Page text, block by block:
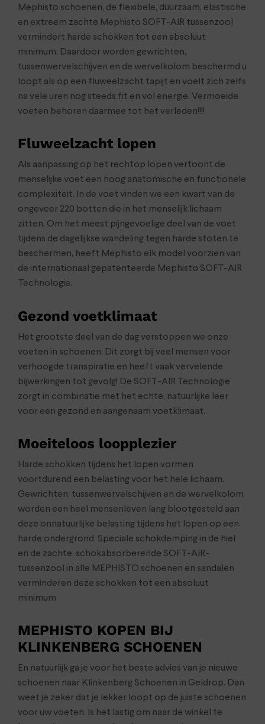
Mephisto schoenen, de flexibele, duurzaam, elastische
en extreem zachte Mephisto SOFT-AIR tussenzool
vermindert harde schokken tot een absoluut
minimum. Daardoor worden gewrichten,
tussenwervelschijven en de wervelkolom beschermd u
loopt als op een fluweelzacht tapijt en voelt zich zelfs
na vele uren nog steeds fit en vol energie. Vermoeide
voeten behoren daarmee tot het verleden!!!!
Fluweelzacht lopen
Als aanpassing op het rechtop lopen vertoont de
menselijke voet een hoog anatomische en functionele
complexiteit. In de voet vinden we een kwart van de
ongeveer 220 botten die in het menselijk lichaam
zitten. Om het meest pijngevoelige deel van de voet
tijdens de dagelijkse wandeling tegen harde stoten te
beschermen, heeft Mephisto elk model voorzien van
de internationaal gepatenteerde Mephisto SOFT-AIR
Technologie.
Gezond voetklimaat
Het grootste deel van de dag verstoppen we onze
voeten in schoenen. Dit zorgt bij veel mensen voor
verhoogde transpiratie en heeft vaak vervelende
bijwerkingen tot gevolg! De SOFT-AIR Technologie
zorgt in combinatie met het echte, natuurlijke leer
voor een gezond en aangenaam voetklimaat.
Moeiteloos loopplezier
Harde schokken tijdens het lopen vormen
voortdurend een belasting voor het hele lichaam.
Gewrichten, tussenwervelschijven en de wervelkolom
worden een heel mensenleven lang blootgesteld aan
deze onnatuurlijke belasting tijdens het lopen op een
harde ondergrond. Speciale schokdemping in de hiel
en de zachte, schokabsorberende SOFT-AIR-
tussenzool in alle MEPHISTO schoenen en sandalen
verminderen deze schokken tot een absoluut
minimum
MEPHISTO KOPEN BIJ
KLINKENBERG SCHOENEN
En natuurlijk ga je voor het beste advies van je nieuwe
schoenen naar Klinkenberg Schoenen in Geldrop. Dan
weet je zeker dat je lekker loopt op de juiste schoenen
voor uw voeten. Is het lastig om naar de winkel te